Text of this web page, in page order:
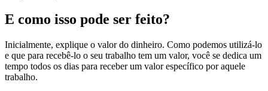
E como isso pode ser feito?
Inicialmente, explique o valor do dinheiro. Como podemos utilizá-lo
e que para recebê-lo o seu trabalho tem um valor, você se dedica um
tempo todos os dias para receber um valor específico por aquele
trabalho.